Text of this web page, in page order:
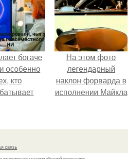
богаче
особенно
кто
На этом фото
легендарный
наклон форварда в
исполнении Майкла
бросающий вызов
связь